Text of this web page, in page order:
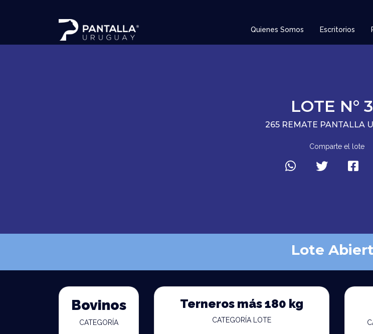
Quienes Somos Escritorios
LOTE N°
265 REMATE PANTALLA
Comparte el lote
Lote
Bovinos
CATEGORÍA
Terneros más 180 kg
CATEGORÍA LOTE